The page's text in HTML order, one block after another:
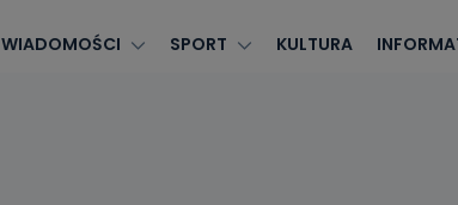
WIADOMOŚCI SPORT KULTURA